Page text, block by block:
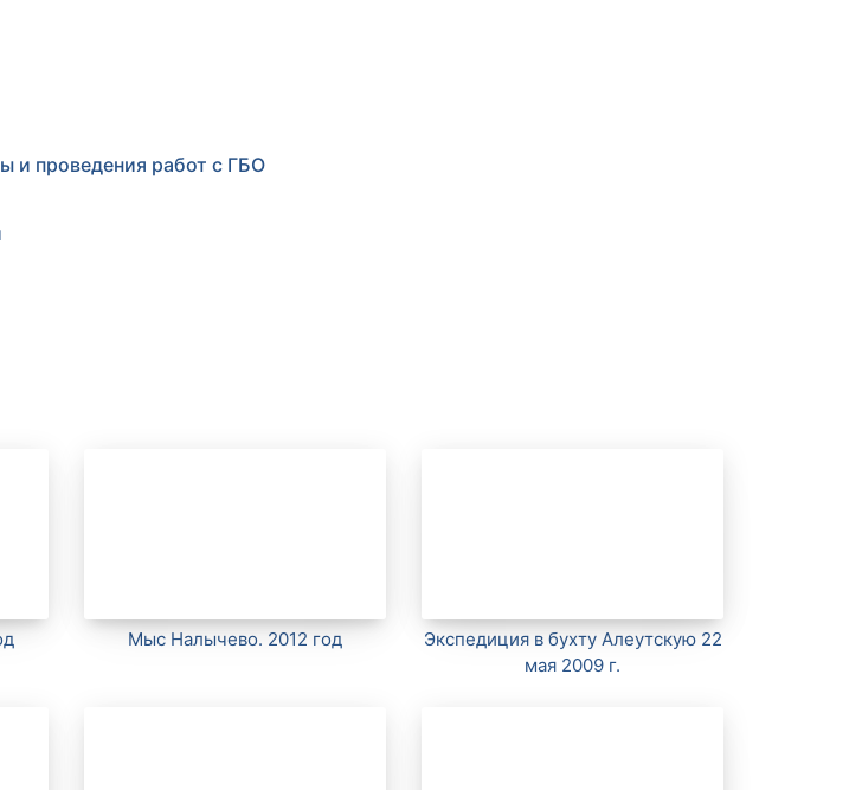
и проведения работ с ГБО
Мыс Налычево. 2012 год
Экспедиция в бухту Алеутскую 22
мая 2009 г.